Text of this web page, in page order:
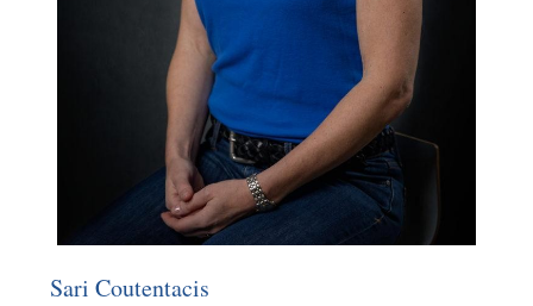
Sari Coutentacis